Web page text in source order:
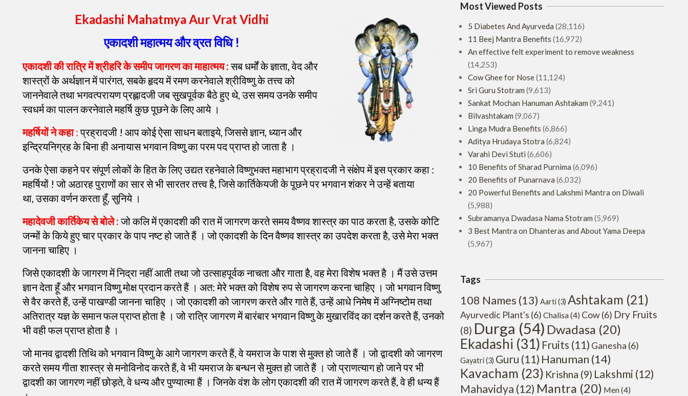
Ekadashi Mahatmya Aur Vrat Vidhi
एकादशी महात्मय और व्रत विधि !
एकादशी की रात्रि में श्रीहरि के समीप जागरण का माहात्मय :सब धर्मों के ज्ञाता, वेद और
शास्त्रों के अर्थज्ञान में पारंगत, सबके हृदय में रमण करनेवाले श्रीविष्णु के तत्त्व को
जाननेवाले तथा भगवत्परायण प्रह्लादजी जब सुखपूर्वक बैठे हुए थे, उस समय उनके समीप
स्वधर्म का पालन करनेवाले महर्षि कुछ पूछने के लिए आये ।
महर्षियों ने कहा :प्रह्रादजी ! आप कोई ऐसा साधन बताइये, जिससे ज्ञान, ध्यान और
इन्द्रियनिग्रह के बिना ही अनायास भगवान विष्णु का परम पद प्राप्त हो जाता है ।
उनके ऐसा कहने पर संपूर्ण लोकों के हित के लिए उद्यत रहनेवाले विष्णुभक्त महाभाग प्रह्रादजी ने संक्षेप में इस प्रकार कहा :
महर्षियों ! जो अठारह पुराणों का सार से भी सारतर तत्त्व है, जिसे कार्तिकेयजी के पूछने पर भगवान शंकर ने उन्हें बताया
था, उसका वर्णन करता हूँ, सुनिये ।
महादेवजी कार्तिकेय से बोले : जो कलि में एकादशी की रात में जागरण करते समय वैष्णव शास्त्र का पाठ करता है, उसके कोटि
जन्मों के किये हुए चार प्रकार के पाप नष्ट हो जाते हैं । जो एकादशी के दिन वैष्णव शास्त्र का उपदेश करता है, उसे मेरा भक्त
जानना चाहिए ।
जिसे एकादशी के जागरण में निद्रा नहीं आती तथा जो उत्साहपूर्वक नाचता और गाता है, वह मेरा विशेष भक्त है । मैं उसे उत्तम
ज्ञान देता हूँ और भगवान विष्णु मोक्ष प्रदान करते हैं । अत: मेरे भक्त को विशेष रुप से जागरण करना चाहिए । जो भगवान विष्णु
से वैर करते हैं, उन्हें पाखण्डी जानना चाहिए । जो एकादशी को जागरण करते और गाते हैं, उन्हें आधे निमेष में अग्निष्टोम तथा
अतिरात्र यज्ञ के समान फल प्राप्त होता है । जो रात्रि जागरण में बारंबार भगवान विष्णु के मुखारविंद का दर्शन करते हैं, उनको
भी वही फल प्राप्त होता है ।
जो मानव द्वादशी तिथि को भगवान विष्णु के आगे जागरण करते हैं, वे यमराज के पाश से मुक्त हो जाते हैं ।जो द्वादशी को जागरण
करते समय गीता शास्त्र से मनोविनोद करते हैं, वे भी यमराज के बन्धन से मुक्त हो जाते हैं । जो प्राणत्याग हो जाने पर भी
द्वादशी का जागरण नहीं छोड़ते, वे धन्य और पुण्यात्मा हैं । जिनके वंश के लोग एकादशी की रात में जागरण करते हैं, वे ही धन्य हैं
Most Viewed Posts
5 Diabetes And Ayurveda (28,116)
11 Beej Mantra Benefits (16,972)
An effective felt experiment to remove weakness
(14,253)
Cow Ghee for Nose(11,124)
Sri Guru Stotram (9,613)
Sankat Mochan Hanuman Ashtakam (9,241)
Bilvashtakam (9,067)
Linga Mudra Benefits (6,866)
Aditya Hrudaya Stotra (6,824)
Varahi Devi Stuti (6,606)
10 Benefits of Sharad Purnima (6,096)
20 Benefits of Punarnava (6,032)
20 Powerful Benefits and Lakshmi Mantra on Diwali
(5,988)
Subramanya Dwadasa Nama Stotram (5,969)
3 Best Mantra on Dhanteras and About Yama Deepa
(5,967)
Tags
108 Names (13) Aarti(3) Ashtakam (21)
Ayurvedic Plant's (6) Chalisa(4) Cow(6) Dry Fruits
(8) Durga (54) Dwadasa (20)
Ekadashi (31) Fruits (11) Ganesha (6)
Gayatri(3) Guru (11) Hanuman (14)
Kavacham (23) Krishna (9) Lakshmi (12)
Mahavidya (12) Mantra (20) Men(4)